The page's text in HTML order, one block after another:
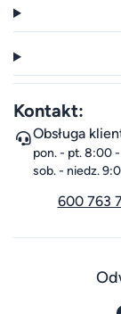
Kontakt:
Obsługa
pon. - pt. 8:00
sob. - niedz.
600 763